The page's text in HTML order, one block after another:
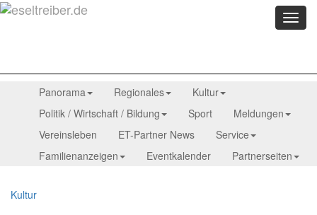
Menü
Panorama Regionales
Kultur
Politik / Wirtschaft / Bildung
Sport
Meldungen
Vereinsleben
ET-Partner News
Service
Familienanzeigen
Eventkalender Partnerseiten
Kultur